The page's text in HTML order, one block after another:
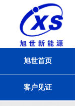
旭世首页
客户见证